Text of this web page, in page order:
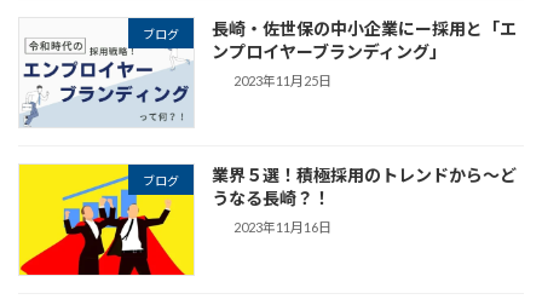
ブログ
長崎・佐世保の中小企業にー採用と「エ
ンプロイヤーブランディング」
2023年11月25日
ブログ
業界５選！積極採用のトレンドから～ど
うなる長崎？！
2023年11月16日